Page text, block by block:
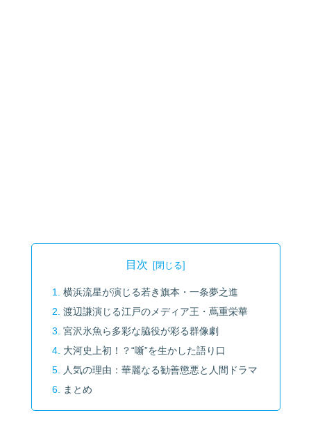
目次
横浜流星が演じる若き旗本・一条夢之進
渡辺謙演じる江戸のメディア王・蔦重栄華
宮沢氷魚ら多彩な脇役が彩る群像劇
大河史上初！？“噺”を生かした語り口
人気の理由：華麗なる勧善懲悪と人間ドラマ
まとめ